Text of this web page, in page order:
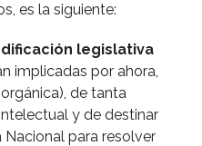
es la siguiente:
legislativa
implicadas por ahora,
de tanta
y de destinar
para resolver